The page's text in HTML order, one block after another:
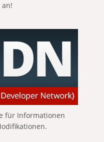
für Informationen